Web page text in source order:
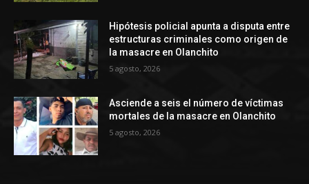
Hipótesis policial apunta a disputa entre
estructuras criminales como origen de
la masacre en Olanchito
5 agosto, 2026
Asciende a seis el número de víctimas
mortales de la masacre en Olanchito
5 agosto, 2026